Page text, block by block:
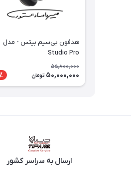
هدفون بی‌سیم بیتس - مدل
Studio Pro
55,800,000
50,000,000 تومان
ارسال به سراسر کشور